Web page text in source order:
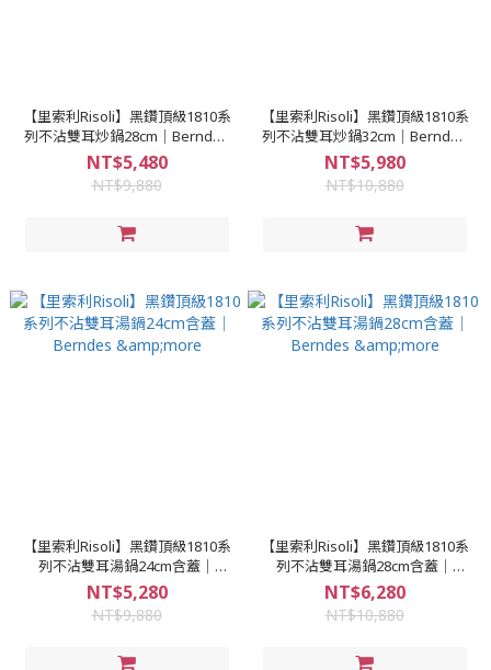
【里索利Risoli】黑鑽頂級1810系
列不沾雙耳炒鍋28cm｜Berndes
&more
NT$5,480
NT$9,880
【里索利Risoli】黑鑽頂級1810系
列不沾雙耳炒鍋32cm｜Berndes
&more
NT$5,980
NT$10,880
【里索利Risoli】黑鑽頂級1810系
列不沾雙耳湯鍋24cm含蓋｜
Berndes &more
NT$5,280
NT$9,880
【里索利Risoli】黑鑽頂級1810系
列不沾雙耳湯鍋28cm含蓋｜
Berndes &more
NT$6,280
NT$10,880